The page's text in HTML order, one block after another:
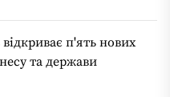
п'ять нових
та держави